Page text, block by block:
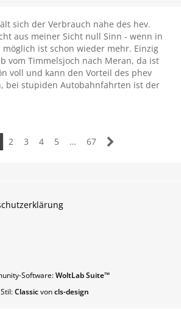
sich der Verbrauch nahe des hev.
aus meiner Sicht null Sinn - wenn in
ist schon wieder mehr. Einzig
vom Timmelsjoch nach Meran, da ist
voll und kann den Vorteil des phev
bei stupiden Autobahnfahrten ist der
2 3 4 5 … 67
Software:WoltLab Suite™
Stil:Classicvoncls-design